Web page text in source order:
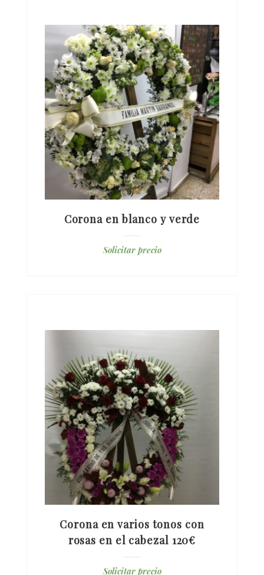
Corona en blanco y verde
Solicitar precio
Corona en varios tonos con
rosas en el cabezal 120€
Solicitar precio